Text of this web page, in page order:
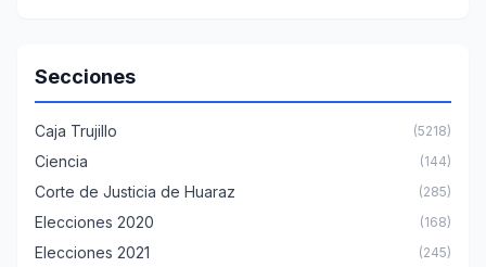
Secciones
Caja Trujillo (5218)
Ciencia (144)
Corte de Justicia de Huaraz (285)
Elecciones 2020 (168)
Elecciones 2021 (245)